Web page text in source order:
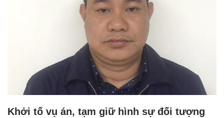
Khởi tố vụ án, tạm giữ hình sự đối tượng